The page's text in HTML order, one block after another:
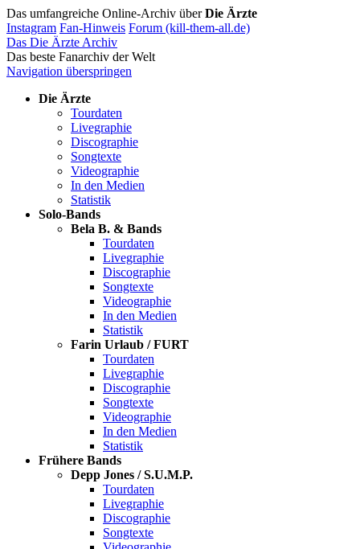
Das umfangreiche Online-Archiv überDie Ärzte
Instagram Fan-Hinweis Forum (kill-them-all.de)
Das Die Ärzte Archiv
Das beste Fanarchiv der Welt
Navigation überspringen
Die Ärzte
Tourdaten
Livegraphie
Discographie
Songtexte
Videographie
In den Medien
Statistik
Solo-Bands
Bela B. & Bands
Tourdaten
Livegraphie
Discographie
Songtexte
Videographie
In den Medien
Statistik
Farin Urlaub / FURT
Tourdaten
Livegraphie
Discographie
Songtexte
Videographie
In den Medien
Statistik
Frühere Bands
Depp Jones / S.U.M.P.
Tourdaten
Livegraphie
Discographie
Songtexte